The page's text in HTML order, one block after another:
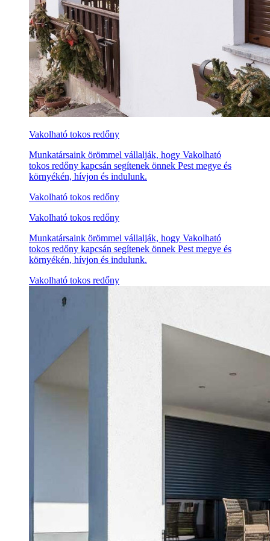
Vakolható tokos redőny
Munkatársaink örömmel vállalják, hogy Vakolható
tokos redőny kapcsán segítenek önnek Pest megye és
környékén, hívjon és indulunk.
Vakolható tokos redőny
Vakolható tokos redőny
Munkatársaink örömmel vállalják, hogy Vakolható
tokos redőny kapcsán segítenek önnek Pest megye és
környékén, hívjon és indulunk.
Vakolható tokos redőny